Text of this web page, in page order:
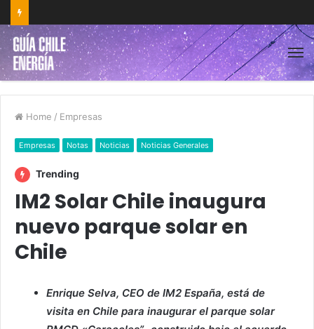
Home / Empresas
Empresas Notas Noticias Noticias Generales
Trending
IM2 Solar Chile inaugura
nuevo parque solar en
Chile
Enrique Selva, CEO de IM2 España, está de
visita en Chile para inaugurar el parque solar